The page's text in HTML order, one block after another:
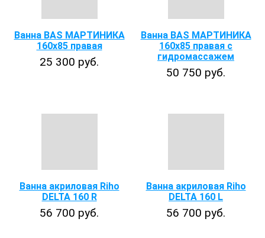
Ванна BAS МАРТИНИКА
160х85 правая
25 300 руб.
Ванна BAS МАРТИНИКА
160x85 правая с
гидромассажем
50 750 руб.
Ванна акриловая Riho
DELTA 160 R
56 700 руб.
Ванна акриловая Riho
DELTA 160 L
56 700 руб.